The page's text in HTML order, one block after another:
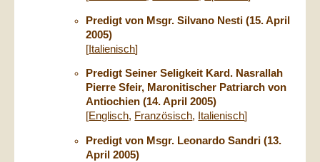
Predigt von Msgr. Silvano Nesti (15. April
2005)
[Italienisch]
Predigt Seiner Seligkeit Kard. Nasrallah
Pierre Sfeir, Maronitischer Patriarch von
Antiochien (14. April 2005)
[Englisch, Französisch, Italienisch]
Predigt von Msgr. Leonardo Sandri (13.
April 2005)